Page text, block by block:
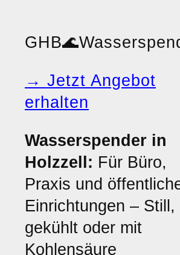
GHB🌊
→ Jetzt Angebot
erhalten
Wasserspender in
Holzzell: Für Büro,
Praxis und
Einrichtungen – Still,
gekühlt oder mit
Kohlensäure